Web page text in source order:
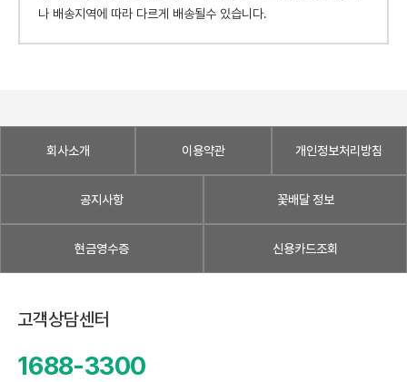
나 배송지역에 따라 다르게 배송될수 있습니다.
회사소개 이용약관 개인정보처리방침
공지사항 꽃배달 정보
현금영수증 신용카드조회
고객상담센터
1688-3300